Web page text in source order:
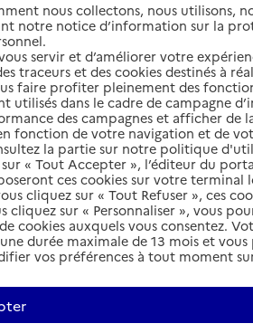
Ajouter cette recherche aux favoris
par:
carte
nous collectons, nous utilisons,
notre notice d’information sur la
servir et d’améliorer votre
traceurs et des cookies destinés à
faire profiter pleinement des
utilisés dans le cadre de campagne
des campagnes et afficher de
fonction de votre navigation et de
la partie sur notre politique
« Tout Accepter », l’éditeur du
ces cookies sur votre terminal
cliquez sur « Tout Refuser », ces
cliquez sur « Personnaliser », vous
cookies auxquels vous consentez.
durée maximale de 13 mois et
vos préférences à tout moment